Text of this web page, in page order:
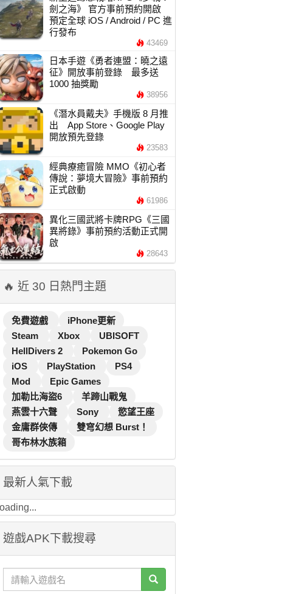
劍之海》 官方事前預約開啟
預定全球 iOS / Android / PC 進
行發布
43469
日本手遊《勇者連盟：曉之遠
征》開放事前登錄 最多送
1000 抽獎勵
38956
《潛水員戴夫》手機版 8 月推
出 App Store、Google Play
開放預先登錄
23583
經典療癒冒險 MMO《初心者
傳說：夢境大冒險》事前預約
正式啟動
61986
異化三國武將卡牌RPG《三國
異將錄》事前預約活動正式開
啟
28643
🔥 近 30 日熱門主題
免費遊戲
iPhone更新
Steam
Xbox
UBISOFT
HellDivers 2
Pokemon Go
iOS
PlayStation
PS4
Mod
Epic Games
加勒比海盜6
羊蹄山戰鬼
燕雲十六聲
Sony
慾望王座
金庸群俠傳
雙穹幻想 Burst！
哥布林水族箱
最新人氣下載
遊戲APK下載搜尋